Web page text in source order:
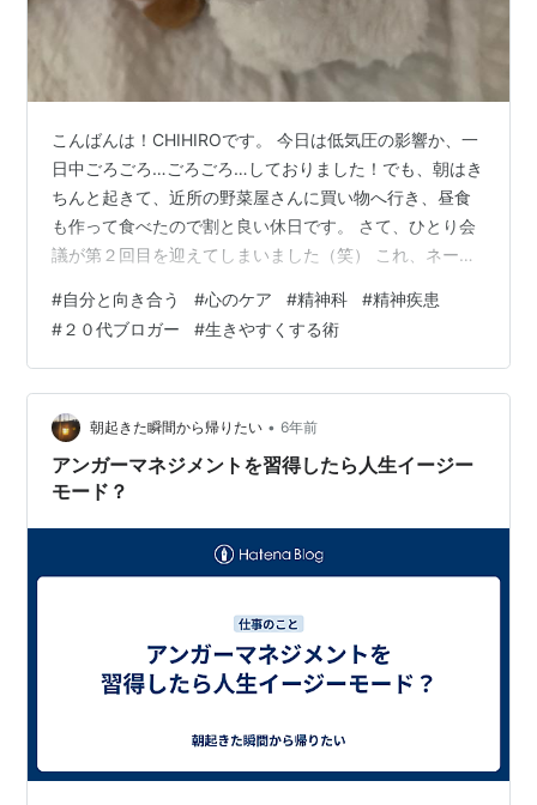
こんばんは！CHIHIROです。 今日は低気圧の影響か、一
日中ごろごろ…ごろごろ…しておりました！でも、朝はき
ちんと起きて、近所の野菜屋さんに買い物へ行き、昼食
も作って食べたので割と良い休日です。 さて、ひとり会
議が第２回目を迎えてしまいました（笑） これ、ネーミ
しての会議が行われていた時、「私は一人でも会議した
るわ」とムキになっていた当時の私。かわいいです。
（ひとり の部分が寂しく見えて仕方ない。（笑） 頭の中
整理シリーズとして、ひとり会議、続けていきます！ 揺
れる自分と付き合っていけばいい 自分なりの術をもつ 恩
を、忘れない まと…
#自分と向き合う #心のケア #精神科 #精神疾患
#２０代ブロガー #生きやすくする術
朝起きた瞬間から帰りたい • 6年前
アンガーマネジメントを習得したら人生イージー
モード？